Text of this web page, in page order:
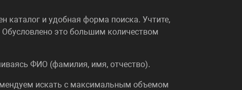
каталог и удобная форма поиска. Учтите,
Обусловлено это большим количеством
ФИО (фамилия, имя, отчество).
искать с максимальным объемом